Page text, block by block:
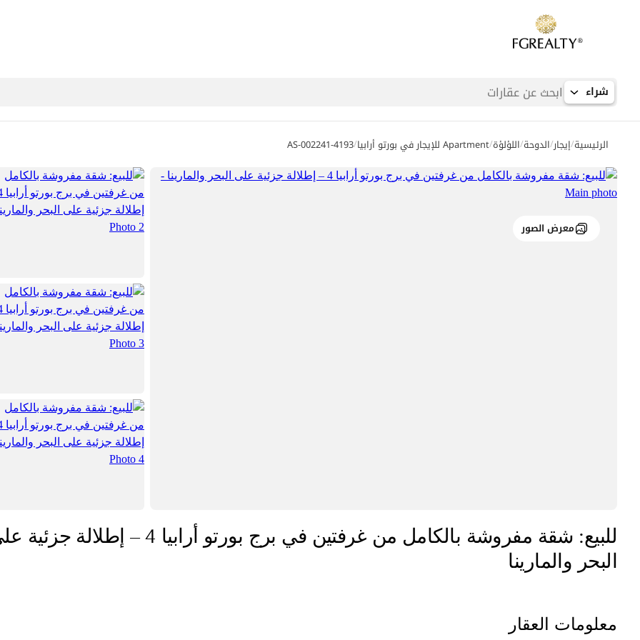
شراء
معرض الصور
الرئيسية/إيجار/الدوحة/اللؤلؤة/Apartment للإيجار في بورتو أرابيا /
AS-002241-4193
للبيع: شقة مفروشة بالكامل من غرفتين في برج بورتو أرابيا 4 – إطلالة
البحر والمارينا
معلومات العقار